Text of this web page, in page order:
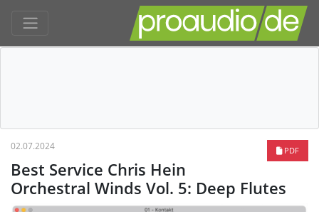
PDF
02.07.2024
Best Service Chris Hein
Orchestral Winds Vol. 5: Deep Flutes